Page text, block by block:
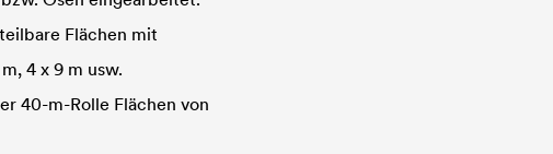
Flächen mit
4 x 9 m usw.
40-m-Rolle Flächen von